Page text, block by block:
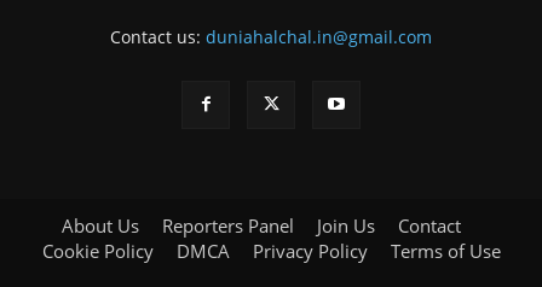
Contact us: duniahalchal.in@gmail.com
About Us Reporters Panel Join Us
Contact
Cookie Policy
DMCA Privacy Policy Terms of Use